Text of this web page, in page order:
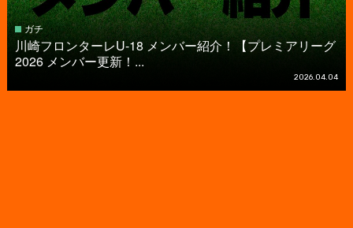
ガチ
川崎フロンターレU-18 メンバー紹介！【プレミアリーグ
2026 メンバー更新！...
2026.04.04